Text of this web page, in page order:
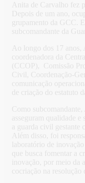
Anita de Carvalho fez
Depois de um ano,
grupamento da GCC.
subcomandante da
Ao longo dos 17 anos,
coordenadora da
(CCOP), Comissão
Civil, Coordenação-
comunicação
de criação do estatuto
Como
asseguram qualidade
a guarda civil gestante
Além disso, foi
laboratório de
que busca fomentar a
inovação, por meio da
cocriação na resolução